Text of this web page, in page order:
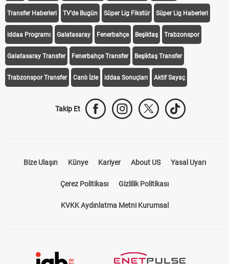
Transfer Haberleri TV'de Bugün Süper Lig Fikstür Süper Lig Haberleri
iddaa Programı Galatasaray Fenerbahçe Beşiktaş Trabzonspor
Galatasaray Transfer Fenerbahçe Transfer Beşiktaş Transfer
Trabzonspor Transfer Canlı İzle iddaa Sonuçları Aktif Sayaç
Takip Et
Bize Ulaşın Künye Kariyer About US Yasal Uyarı
Çerez Politikası Gizlilik Politikası
KVKK Aydınlatma Metni Kurumsal